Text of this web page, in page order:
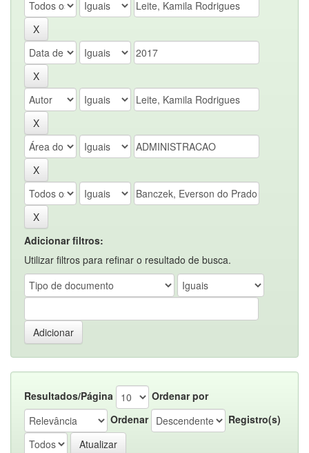
Adicionar filtros:
Utilizar filtros para refinar o resultado de busca.
Resultados/Página
Ordenar por
Ordenar
Registro(s)